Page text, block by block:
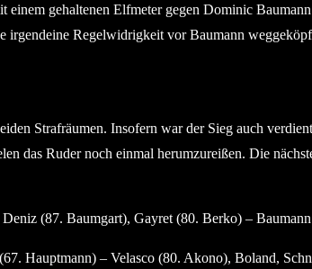
gehaltenen Elfmeter gegen Dominic
irgendeine Regelwidrigkeit vor Baumann
Strafräumen. Insofern war der Sieg auch
das Ruder noch einmal herumzureißen. Die
(87. Baumgart), Gayret (80. Berko) –
Hauptmann) – Velasco (80. Akono), Boland,